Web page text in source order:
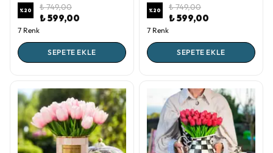
%20 ₺ 749,00
₺ 599,00
7 Renk
SEPETE EKLE
%20 ₺ 749,00
₺ 599,00
7 Renk
SEPETE EKLE